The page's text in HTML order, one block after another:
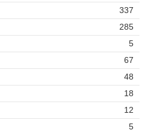
337
285
5
67
48
18
12
5